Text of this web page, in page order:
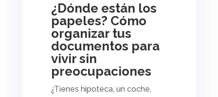
¿Dónde están los
papeles? Cómo
organizar tus
documentos para
vivir sin
preocupaciones
¿Tienes hipoteca, un coche,